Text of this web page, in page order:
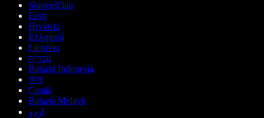
Slovenščina
Eesti
Hrvatski
Ελληνικά
Lietuvių
עברית
Bahasa Indonesia
বাংলা
Català
Bahasa Melayu
اردو